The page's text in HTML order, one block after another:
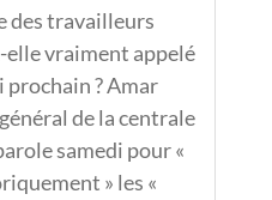
des travailleurs
elle vraiment appelé
prochain ? Amar
de la centrale
samedi pour «
» les «